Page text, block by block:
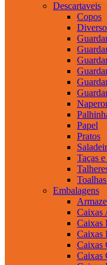
Descartaveis
Copos
Papel
Pratos
Taças
Embalagens
Caixas
Caixas
Caixas
Caixas
Caixas